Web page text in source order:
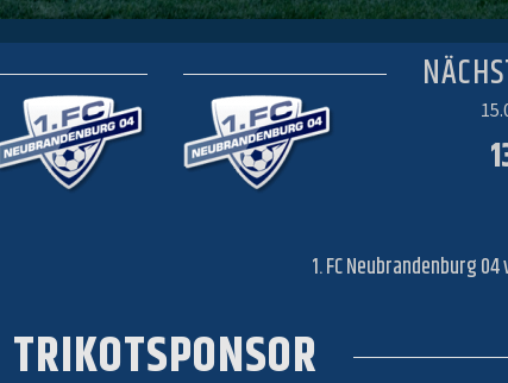
1. FC Neubrandenburg
TRIKOTSPONSOR